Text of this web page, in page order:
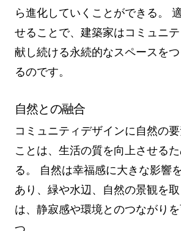
ら進化していくことができる。
せることで、建築家はコミュニ
献し続ける永続的なスペースを
るのです。
自然との融合
コミュニティデザインに自然の
ことは、生活の質を向上させる
る。 自然は幸福感に大きな影響
あり、緑や水辺、自然の景観を
は、静寂感や環境とのつながり